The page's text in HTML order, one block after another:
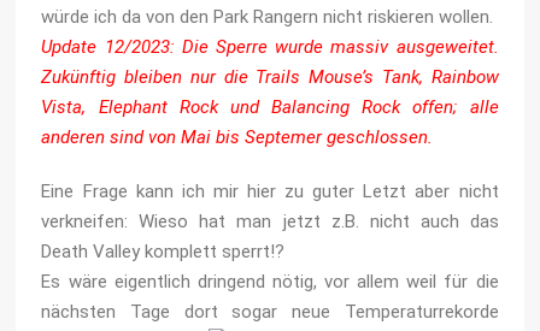
würde ich da von den Park Rangern nicht riskieren wollen.
Update 12/2023: Die Sperre wurde massiv ausgeweitet.
Zukünftig bleiben nur die Trails Mouse’s Tank, Rainbow
Vista, Elephant Rock und Balancing Rock offen; alle
anderen sind von Mai bis Septemer geschlossen.
Eine Frage kann ich mir hier zu guter Letzt aber nicht
verkneifen: Wieso hat man jetzt z.B. nicht auch das
Death Valley komplett sperrt!?
Es wäre eigentlich dringend nötig, vor allem weil für die
nächsten Tage dort sogar neue Temperaturrekorde